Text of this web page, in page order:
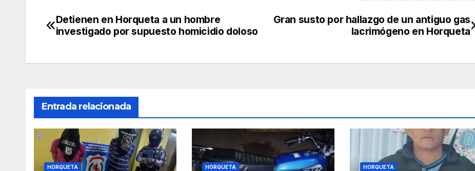
Navegación
entradas
Gran susto por hallazgo de un antiguo gas
lacrimógeno en Horqueta
Detienen en Horqueta a un hombre
investigado por supuesto homicidio doloso
Entrada relacionada
HORQUETA HORQUETA HORQUETA